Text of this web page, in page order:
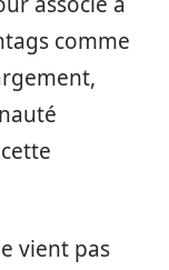
comme
vient pas